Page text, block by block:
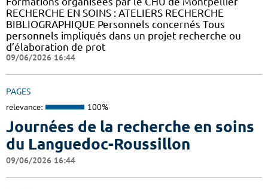
RECHERCHE EN SOINS : ATELIERS RECHERCHE
BIBLIOGRAPHIQUE Personnels concernés Tous
personnels impliqués dans un projet recherche ou
d’élaboration de prot
09/06/2026 16:44
PAGES
relevance: 100%
Journées de la recherche en soins
du Languedoc-Roussillon
09/06/2026 16:44